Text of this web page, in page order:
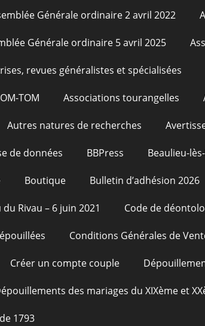
Générale ordinaire 2 avril 2022
Générale ordinaire 5 avril 2025
revues généralistes et spécialisées
TOM Associations tourangelles
Autres natures de recherches
de données BBPress Beaulieu-
Boutique Bulletin d’adhésion 2026
du Rivau – 6 juin 2021 Code de
Conditions Générales de
Créer un compte couple
des mariages du XIXème et
1793